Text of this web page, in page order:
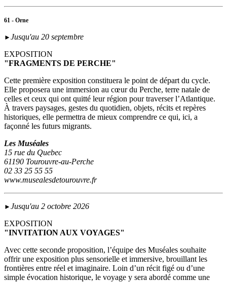
61 - Orne
► Jusqu'au 20 septembre
EXPOSITION
"FRAGMENTS DE PERCHE"
Cette première exposition constituera le point de départ du cycle.
Elle proposera une immersion au cœur du Perche, terre natale de
celles et ceux qui ont quitté leur région pour traverser l’Atlantique.
À travers paysages, gestes du quotidien, objets, récits et repères
historiques, elle permettra de mieux comprendre ce qui, ici, a
façonné les futurs migrants.
Les Muséales
15 rue du Quebec
61190 Tourouvre-au-Perche
02 33 25 55 55
www.musealesdetourouvre.fr
► Jusqu'au 2 octobre 2026
EXPOSITION
"INVITATION AUX VOYAGES"
Avec cette seconde proposition, l’équipe des Muséales souhaite
offrir une exposition plus sensorielle et immersive, brouillant les
frontières entre réel et imaginaire. Loin d’un récit figé ou d’une
simple évocation historique, le voyage y sera abordé comme une